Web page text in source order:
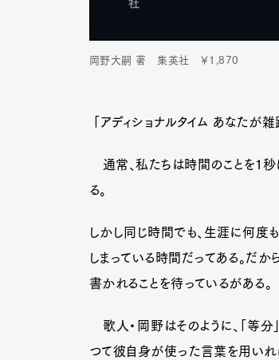
岡野大嗣 著 集英社 ￥1,870
「アディショナルタイム あなたが
通常、私たちは時間のことを1秒
る。
しかし同じ時間でも、生涯に何度
しまっている時間だってある。だ
書かれることを待っているがある。
歌人・岡野はそのように、「等
つて彼自身が使った言葉を用いれ